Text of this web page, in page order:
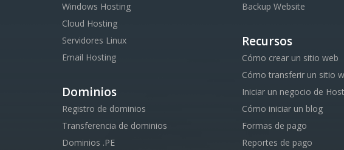
Windows Hosting
Cloud Hosting
Servidores Linux
Email Hosting
Dominios
Registro de dominios
Transferencia de dominios
Dominios .PE
Backup Website
Recursos
Cómo crear un sitio web
Cómo transferir un sitio
Iniciar un negocio de
Cómo iniciar un blog
Formas de pago
Reportes de pago